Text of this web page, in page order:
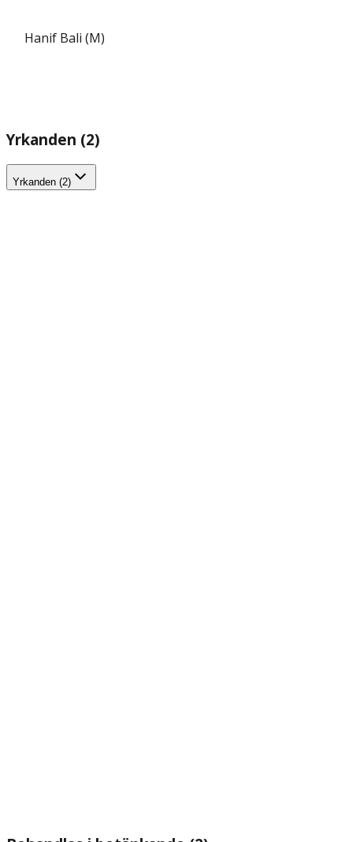
Hanif Bali (M)
Yrkanden (2)
Yrkanden (2)